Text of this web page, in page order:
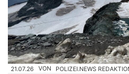
21.07.26 VON POLIZEI.NEWS